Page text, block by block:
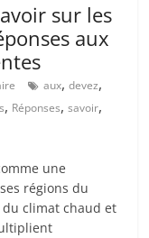
sur les
aux
aux,devez,
, Réponses,savoir,
une
régions du
climat chaud et